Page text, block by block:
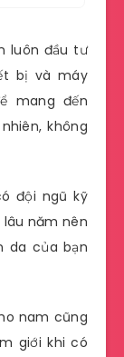
luôn đầu tư
bị và máy
mang đến
không
đội ngũ kỹ
năm nên
da của bạn
nam cũng
giới khi có